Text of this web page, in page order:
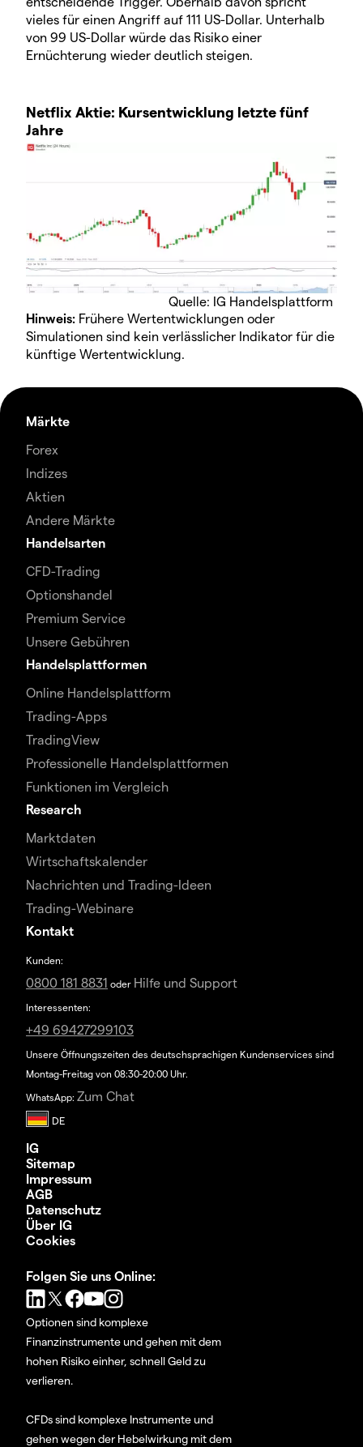
vieles für einen Angriff auf 111 US-Dollar. Unterhalb
von 99 US-Dollar würde das Risiko einer
Ernüchterung wieder deutlich steigen.
Netflix Aktie: Kursentwicklung letzte fünf
Jahre
Quelle: IG Handelsplattform
Hinweis: Frühere Wertentwicklungen oder
Simulationen sind kein verlässlicher Indikator für die
künftige Wertentwicklung.
Märkte
Forex
Indizes
Aktien
Andere Märkte
Handelsarten
CFD-Trading
Optionshandel
Premium Service
Unsere Gebühren
Handelsplattformen
Online Handelsplattform
Trading-Apps
TradingView
Professionelle Handelsplattformen
Funktionen im Vergleich
Research
Marktdaten
Wirtschaftskalender
Nachrichten und Trading-Ideen
Trading-Webinare
Kontakt
Kunden:
0800 181 8831 oder Hilfe und Support
Interessenten:
+49 69427299103
Unsere Öffnungszeiten des deutschsprachigen Kundenservices sind
Montag-Freitag von 08:30-20:00 Uhr.
WhatsApp: Zum Chat
IG
Sitemap
Impressum
AGB
Datenschutz
Über IG
Cookies
Folgen Sie uns Online:
Optionen sind komplexe
Finanzinstrumente und gehen mit dem
hohen Risiko einher, schnell Geld zu
verlieren.
CFDs sind komplexe Instrumente und
gehen wegen der Hebelwirkung mit dem